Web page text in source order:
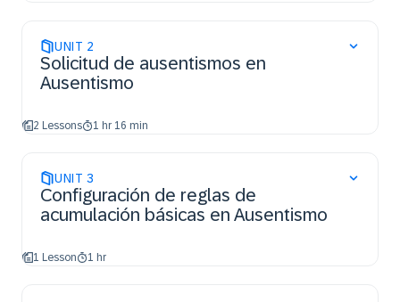
UNIT 2
Solicitud de ausentismos en
Ausentismo
2 Lessons 1 hr 16 min
UNIT 3
Configuración de reglas de
acumulación básicas en Ausentismo
1 Lesson 1 hr